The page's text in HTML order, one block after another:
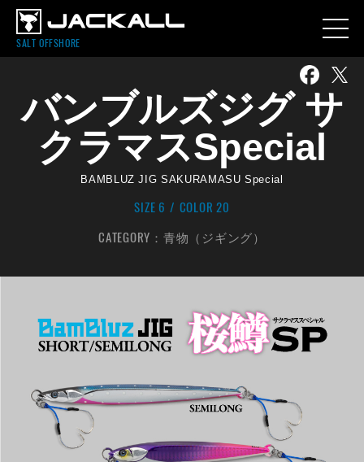
SALT OFFSHORE
バンブルズジグ サ
クラマスSpecial
BAMBLUZ JIG SAKURAMASU Special
SIZE 6
COLOR 20
CATEGORY： 青物（ジギング）